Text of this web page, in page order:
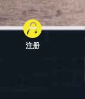
注册